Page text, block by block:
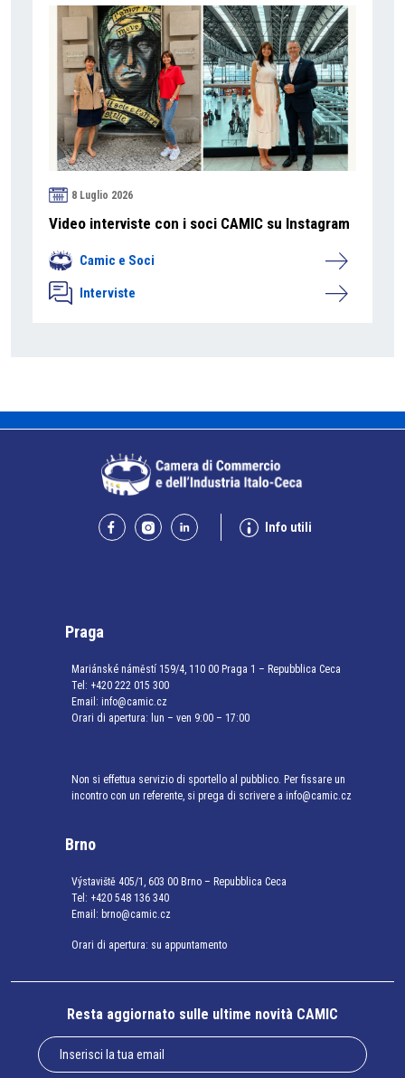
8 Luglio 2026
Video interviste con i soci CAMIC su Instagram
Camic e Soci
Interviste
Info utili
Praga
Mariánské náměstí 159/4, 110 00 Praga 1 – Repubblica Ceca
Tel: +420 222 015 300
Email: info@camic.cz
Orari di apertura: lun – ven 9:00 – 17:00
Non si effettua servizio di sportello al pubblico. Per fissare un
incontro con un referente, si prega di scrivere a info@camic.cz
Brno
Výstaviště 405/1, 603 00 Brno – Repubblica Ceca
Tel: +420 548 136 340
Email: brno@camic.cz
Orari di apertura: su appuntamento
Resta aggiornato sulle ultime novità CAMIC